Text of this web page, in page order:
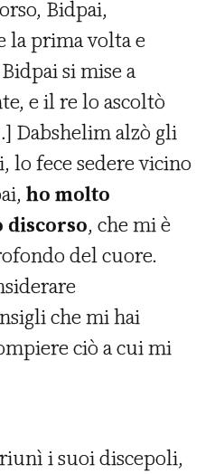
Bidpai,
la prima volta e
si mise a
e il re lo ascoltò
Dabshelim alzò gli
lo fece sedere vicino
ho molto
discorso, che mi è
del cuore.
che mi hai
ciò a cui mi
i suoi discepoli,